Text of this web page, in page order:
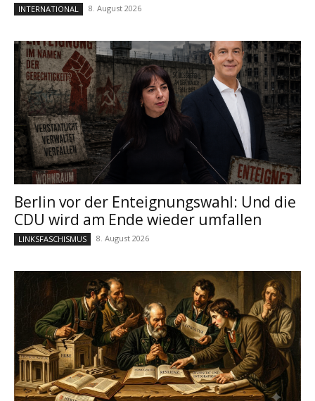
INTERNATIONAL 8. August 2026
Berlin vor der Enteignungswahl: Und die
CDU wird am Ende wieder umfallen
LINKSFASCHISMUS 8. August 2026